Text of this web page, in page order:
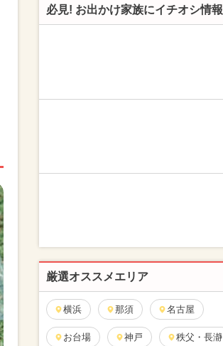
必見! お出かけ家族にイチオシ情報
厳選オススメエリア
横浜 那須 名古屋
お台場 神戸 秩父・長瀞